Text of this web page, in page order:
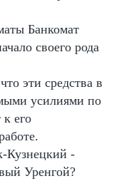
Банкомат
своего рода
эти средства в
усилиями по
к его
Кузнецкий -
Уренгой?